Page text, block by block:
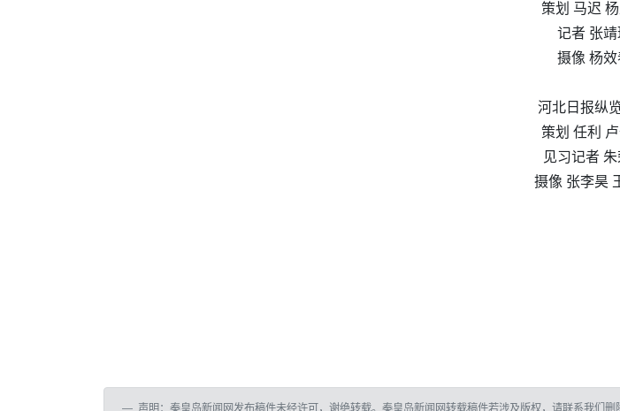
策划 马迟
记者 张靖
摄像 杨效
河北日报纵
策划 任利
见习记者
摄像 张李昊
声明：秦皇岛新闻网发布稿件未经许可，谢绝转载。秦皇岛新闻网转载稿件若涉及版权，请联系我们删